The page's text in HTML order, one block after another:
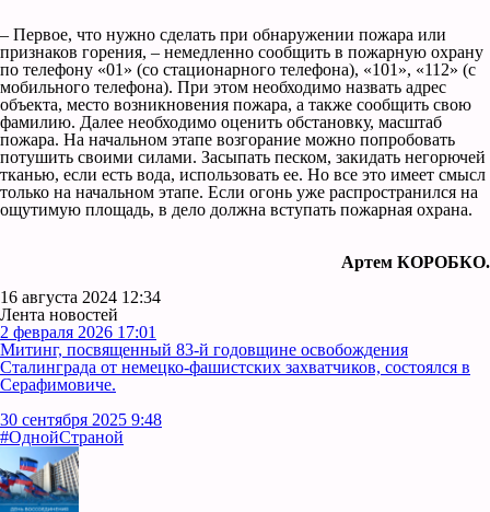
– Первое, что нужно сделать при обнаружении пожара или
признаков горения, – немедленно сообщить в пожарную охрану
по телефону «01» (со стационарного телефона), «101», «112» (с
мобильного телефона). При этом необходимо назвать адрес
объекта, место возникновения пожара, а также сообщить свою
фамилию. Далее необходимо оценить обстановку, масштаб
пожара. На начальном этапе возгорание можно попробовать
потушить своими силами. Засыпать песком, закидать негорючей
тканью, если есть вода, использовать ее. Но все это имеет смысл
только на начальном этапе. Если огонь уже распространился на
ощутимую площадь, в дело должна вступать пожарная охрана.
Артем КОРОБКО.
16 августа 2024 12:34
Лента новостей
2 февраля 2026 17:01
Митинг, посвященный 83-й годовщине освобождения
Сталинграда от немецко-фашистских захватчиков, состоялся в
Серафимовиче.
30 сентября 2025 9:48
#ОднойСтраной